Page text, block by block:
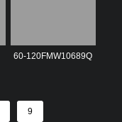
60-120FMW10689Q
9